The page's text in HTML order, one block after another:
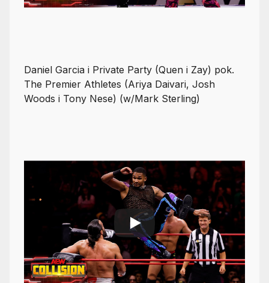
Daniel Garcia i Private Party (Quen i Zay) pok.
The Premier Athletes (Ariya Daivari, Josh
Woods i Tony Nese) (w/Mark Sterling)